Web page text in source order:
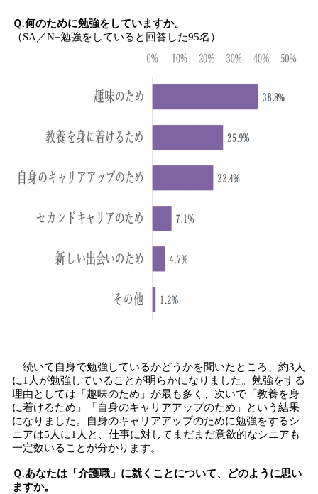
Ｑ.何のために勉強をしていますか。
（SA／N=勉強をしていると回答した95名）
続いて自身で勉強しているかどうかを聞いたところ、約3人
に1人が勉強していることが明らかになりました。勉強をする
理由としては「趣味のため」が最も多く、次いで「教養を身
に着けるため」「自身のキャリアアップのため」という結果
になりました。自身のキャリアアップのために勉強をするシ
ニアは5人に1人と、仕事に対してまだまだ意欲的なシニアも
一定数いることが分かります。
Ｑ.あなたは「介護職」に就くことについて、どのように思い
ますか。